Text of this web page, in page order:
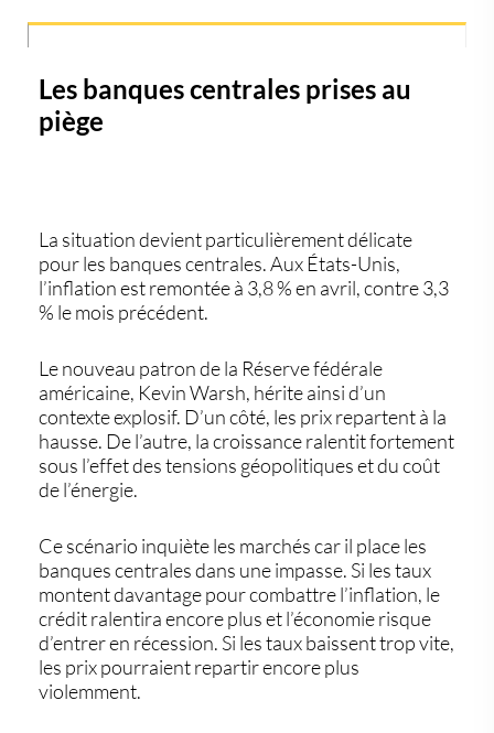
Les banques centrales prises au
piège
La situation devient particulièrement délicate
pour les banques centrales. Aux États-Unis,
l’inflation est remontée à 3,8 % en avril, contre 3,3
% le mois précédent.
Le nouveau patron de la Réserve fédérale
américaine, Kevin Warsh, hérite ainsi d’un
contexte explosif. D’un côté, les prix repartent à la
hausse. De l’autre, la croissance ralentit fortement
sous l’effet des tensions géopolitiques et du coût
de l’énergie.
Ce scénario inquiète les marchés car il place les
banques centrales dans une impasse. Si les taux
montent davantage pour combattre l’inflation, le
crédit ralentira encore plus et l’économie risque
d’entrer en récession. Si les taux baissent trop vite,
les prix pourraient repartir encore plus
violemment.